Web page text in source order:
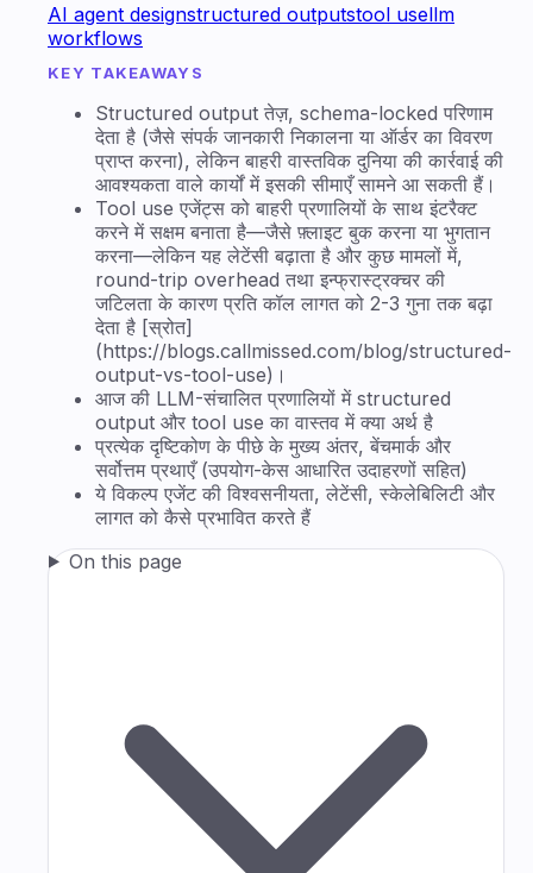
AI agent designstructured outputstool usellm
workflows
KEY TAKEAWAYS
Structured output तेज़, schema-locked परिणाम
देता है (जैसे संपर्क जानकारी निकालना या ऑर्डर का विवरण
प्राप्त करना), लेकिन बाहरी वास्तविक दुनिया की कार्रवाई की
आवश्यकता वाले कार्यों में इसकी सीमाएँ सामने आ सकती हैं।
Tool use एजेंट्स को बाहरी प्रणालियों के साथ इंटरैक्ट
करने में सक्षम बनाता है—जैसे फ़्लाइट बुक करना या भुगतान
करना—लेकिन यह लेटेंसी बढ़ाता है और कुछ मामलों में,
round-trip overhead तथा इन्फ्रास्ट्रक्चर की
जटिलता के कारण प्रति कॉल लागत को 2-3 गुना तक बढ़ा
देता है [स्रोत]
(https://blogs.callmissed.com/blog/structured-
output-vs-tool-use)।
आज की LLM-संचालित प्रणालियों में structured
output और tool use का वास्तव में क्या अर्थ है
प्रत्येक दृष्टिकोण के पीछे के मुख्य अंतर, बेंचमार्क और
सर्वोत्तम प्रथाएँ (उपयोग-केस आधारित उदाहरणों सहित)
ये विकल्प एजेंट की विश्वसनीयता, लेटेंसी, स्केलेबिलिटी और
लागत को कैसे प्रभावित करते हैं
On this page